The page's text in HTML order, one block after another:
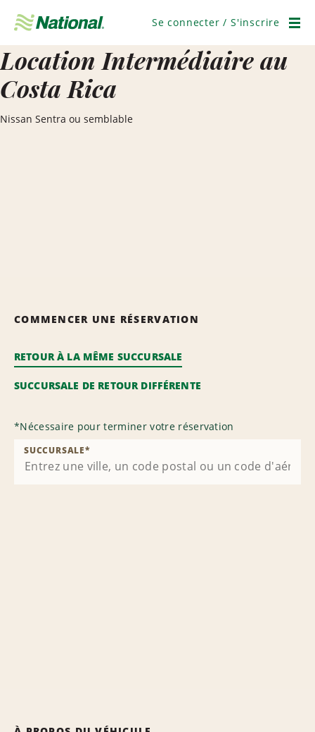
navigation
Se connecter / S'inscrire
Location Intermédiaire au
Costa Rica
Nissan Sentra ou semblable
COMMENCER UNE RÉSERVATION
RETOUR À LA MÊME SUCCURSALE
SUCCURSALE DE RETOUR DIFFÉRENTE
*Nécessaire pour terminer votre réservation
SUCCURSALE*